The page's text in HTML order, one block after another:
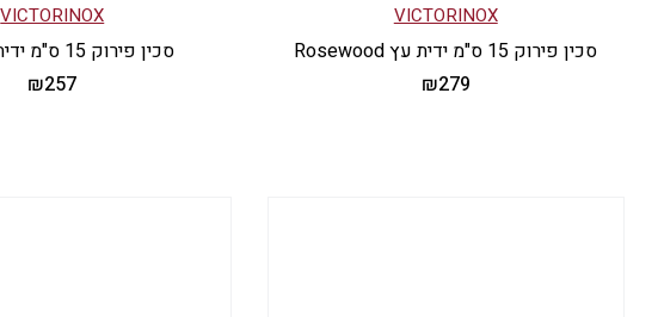
VICTORINOX
סכין פירוק 15 ס"מ ידית עץ Rosewood
₪279
VICTORINOX
סכין פירוק 15 ס"מ ידית עץ אורן
₪257